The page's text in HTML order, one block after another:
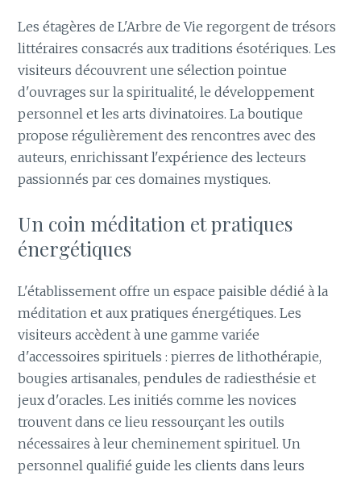
Les étagères de L'Arbre de Vie regorgent de trésors
littéraires consacrés aux traditions ésotériques. Les
visiteurs découvrent une sélection pointue
d'ouvrages sur la spiritualité, le développement
personnel et les arts divinatoires. La boutique
propose régulièrement des rencontres avec des
auteurs, enrichissant l'expérience des lecteurs
passionnés par ces domaines mystiques.
Un coin méditation et pratiques
énergétiques
L'établissement offre un espace paisible dédié à la
méditation et aux pratiques énergétiques. Les
visiteurs accèdent à une gamme variée
d'accessoires spirituels : pierres de lithothérapie,
bougies artisanales, pendules de radiesthésie et
jeux d'oracles. Les initiés comme les novices
trouvent dans ce lieu ressourçant les outils
nécessaires à leur cheminement spirituel. Un
personnel qualifié guide les clients dans leurs